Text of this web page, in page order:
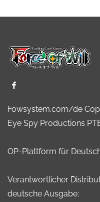
Fowsystem.com/de
Eye Spy Productions
OP-Plattform für
Verantwortlicher
deutsche Ausgabe: